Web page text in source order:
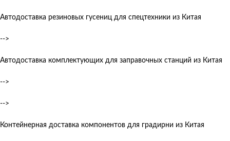
Автодоставка резиновых гусениц для спецтехники из Китая
-->
Автодоставка комплектующих для заправочных станций из Китая
-->
-->
Контейнерная доставка компонентов для градирни из Китая